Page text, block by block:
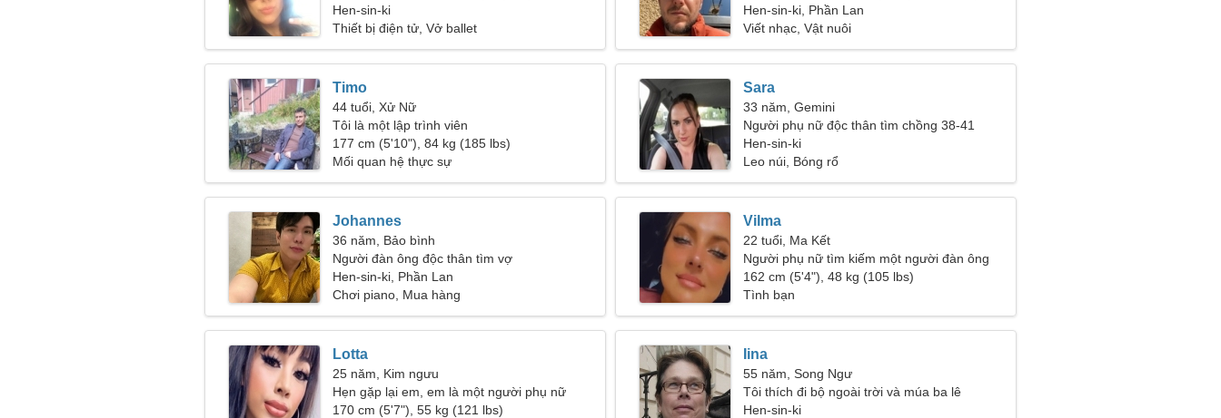
42
Hen-sin-ki
Thiết bị điện tử, Vở ballet
Hen-sin-ki, Phần Lan
Viết nhạc, Vật nuôi
Timo
44 tuổi, Xử Nữ
Tôi là một lập trình viên
177 cm (5'10"), 84 kg (185 lbs)
Mối quan hệ thực sự
Sara
33 năm, Gemini
Người phụ nữ độc thân tìm chồng 38-41
Hen-sin-ki
Leo núi, Bóng rổ
Johannes
36 năm, Bảo bình
Người đàn ông độc thân tìm vợ
Hen-sin-ki, Phần Lan
Chơi piano, Mua hàng
Vilma
22 tuổi, Ma Kết
Người phụ nữ tìm kiếm một người đàn ông
28-30
162 cm (5'4"), 48 kg (105 lbs)
Tình bạn
Lotta
25 năm, Kim ngưu
Hẹn gặp lại em, em là một người phụ nữ
không biết mệt mỏi
170 cm (5'7"), 55 kg (121 lbs)
Iina
55 năm, Song Ngư
Tôi thích đi bộ ngoài trời và múa ba lê
Hen-sin-ki